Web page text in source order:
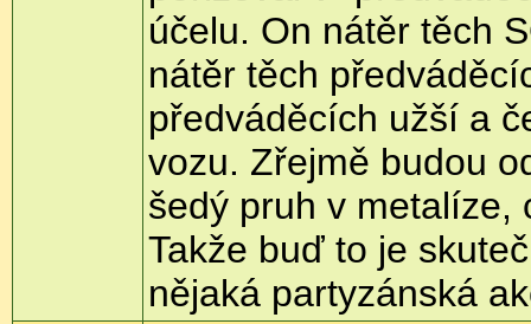
účelu. On nátěr těch
nátěr těch
předváděcích užší a
vozu. Zřejmě budou
šedý pruh v metalíze,
Takže buď to je
nějaká partyzánská